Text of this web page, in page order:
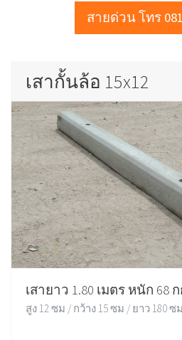
สายด่วน โทร
เสากั้นล้อ 15x12
เสายาว 1.80 เมตร หนัก 68
สูง 12 ซม / กว้าง 15 ซม / ยาว 180 ซม